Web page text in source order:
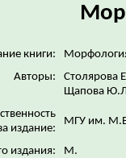
книги:
Авторы:
Столярова
Щапова
издание:
МГУ им.
издания:
М.